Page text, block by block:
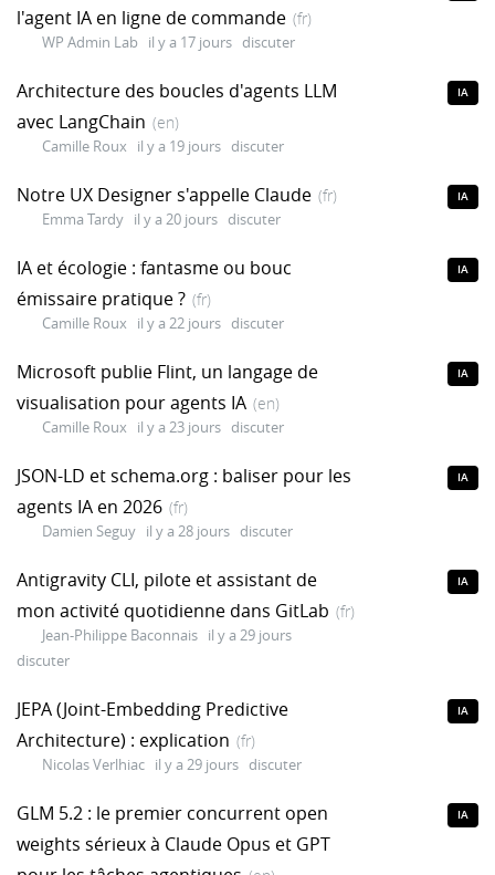
l'agent IA en ligne de commande (fr)
WP Admin Lab il y a 17 jours discuter
Architecture des boucles d'agents LLM
avec LangChain (en)
Camille Roux il y a 19 jours discuter
IA
Notre UX Designer s'appelle Claude (fr)
Emma Tardy il y a 20 jours discuter
IA
IA et écologie : fantasme ou bouc
émissaire pratique ? (fr)
Camille Roux il y a 22 jours discuter
IA
Microsoft publie Flint, un langage de
visualisation pour agents IA (en)
Camille Roux il y a 23 jours discuter
IA
JSON-LD et schema.org : baliser pour les
agents IA en 2026 (fr)
Damien Seguy il y a 28 jours discuter
IA
Antigravity CLI, pilote et assistant de
mon activité quotidienne dans GitLab (fr)
Jean-Philippe Baconnais il y a 29 jours
discuter
IA
JEPA (Joint-Embedding Predictive
Architecture) : explication (fr)
Nicolas Verlhiac il y a 29 jours discuter
IA
GLM 5.2 : le premier concurrent open
weights sérieux à Claude Opus et GPT
IA